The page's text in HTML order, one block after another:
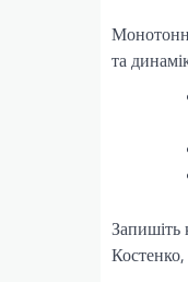
та
Запишіть